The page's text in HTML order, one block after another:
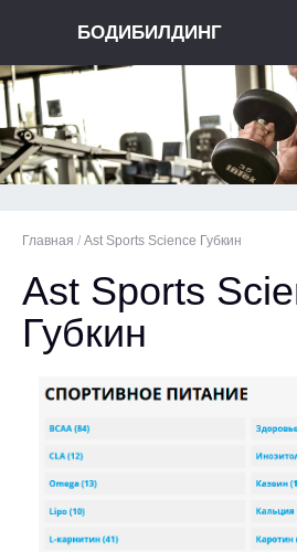
БОДИБИЛДИНГ
Главная / Ast Sports Science Губкин
Ast Sports
Губкин